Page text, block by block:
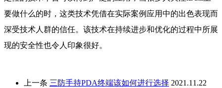
要做什么的时，这类技术凭借在实际案例应用中的出色表现而
深受技术人群的信任。该技术在持续进步和优化的过程中所展
现的安全性也令人印象很好。
上一条 三防手持PDA终端该如何进行选择 2021.11.22